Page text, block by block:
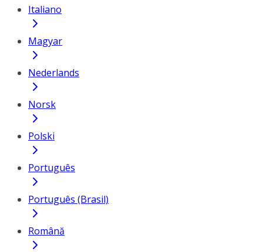
Italiano
Magyar
Nederlands
Norsk
Polski
Português
Português (Brasil)
Română